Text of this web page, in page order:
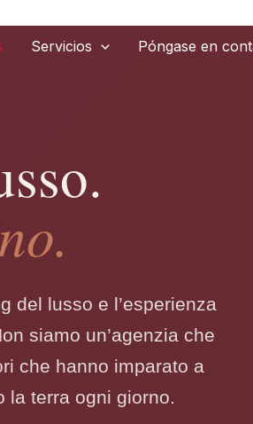
Servicios Póngase en
del lusso e l’esperienza
siamo un’agenzia che
che hanno imparato a
la terra ogni giorno.